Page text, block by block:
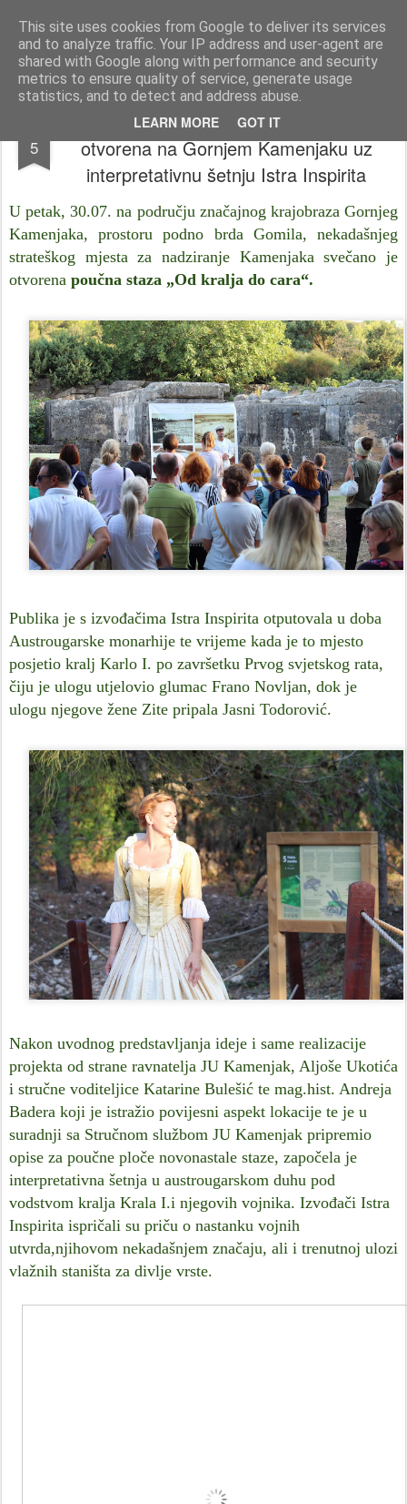
This site uses cookies from Google to deliver its services
and to analyze traffic. Your IP address and user-agent are
shared with Google along with performance and security
metrics to ensure quality of service, generate usage
statistics, and to detect and address abuse.
LEARN MORE GOT IT
Istra photo blog POISTRI.EU © Putopisi | reportaže Istra i Kvarner
Pages
5
Poučna staza „Od kralja do cara“ svečano
otvorena na Gornjem Kamenjaku uz
interpretativnu šetnju Istra Inspirita
U petak, 30.07. na području značajnog krajobraza Gornjeg
Kamenjaka, prostoru podno brda Gomila, nekadašnjeg
strateškog mjesta za nadziranje Kamenjaka svečano je
otvorena poučna staza „Od kralja do cara“.
Publika je s izvođačima Istra Inspirita otputovala u doba
Austrougarske monarhije te vrijeme kada je to mjesto
posjetio kralj Karlo I. po završetku Prvog svjetskog rata,
čiju je ulogu utjelovio glumac Frano Novljan, dok je
ulogu njegove žene Zite pripala Jasni Todorović.
Nakon uvodnog predstavljanja ideje i same realizacije
projekta od strane ravnatelja JU Kamenjak, Aljoše Ukotića
i stručne voditeljice Katarine Bulešić te mag.hist. Andreja
Badera koji je istražio povijesni aspekt lokacije te je u
suradnji sa Stručnom službom JU Kamenjak pripremio
opise za poučne ploče novonastale staze, započela je
interpretativna šetnja u austrougarskom duhu pod
vodstvom kralja Krala I.i njegovih vojnika. Izvođači Istra
Inspirita ispričali su priču o nastanku vojnih
utvrda,njihovom nekadašnjem značaju, ali i trenutnoj ulozi
vlažnih staništa za divlje vrste.